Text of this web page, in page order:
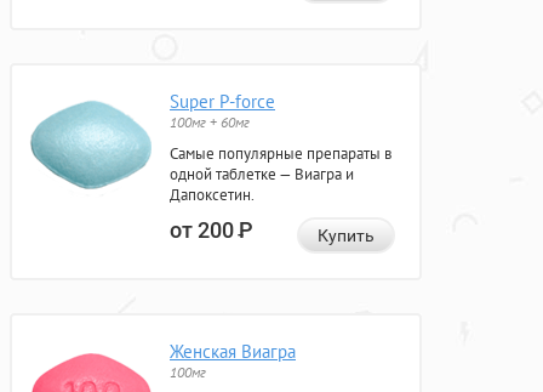
Super P-force
100мг + 60мг
Самые популярные препараты в
одной таблетке — Виагра и
Дапоксетин.
от 200Р Купить
Женская Виагра
100мг